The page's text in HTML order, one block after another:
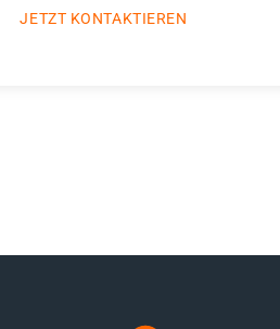
JETZT KONTAKTIEREN